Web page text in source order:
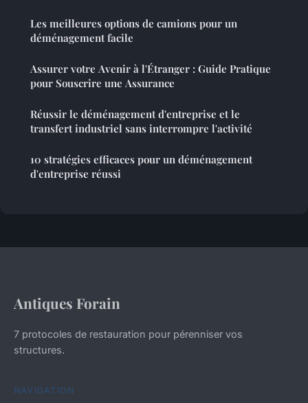
Les meilleures options de camions pour un
déménagement facile
Assurer votre Avenir à l'Étranger : Guide Pratique
pour Souscrire une Assurance
Réussir le déménagement d'entreprise et le
transfert industriel sans interrompre l'activité
10 stratégies efficaces pour un déménagement
d'entreprise réussi
Antiques Forain
7 protocoles de restauration pour pérenniser vos
structures.
NAVIGATION